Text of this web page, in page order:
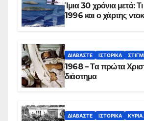
Ίμια 30 χρόνια μετά:
1996 και
ΔΙΑΒΆΣΤΕ ΙΣΤΟΡΙΚΆ
1968 – Τα πρώτα
διάστημα
ΔΙΑΒΆΣΤΕ ΙΣΤΟΡΙΚΆ